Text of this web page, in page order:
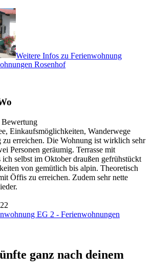
Weitere Infos zu Ferienwohnung
Rosenhof
Bewertung
Einkaufsmöglichkeiten, Wanderwege
erreichen. Die Wohnung ist wirklich sehr
Personen geräumig. Terrasse mit
ich selbst im Oktober draußen gefrühstückt
von gemütlich bis alpin. Theoretisch
Öffis zu erreichen. Zudem sehr nette
EG 2 - Ferienwohnungen
ganz nach deinem